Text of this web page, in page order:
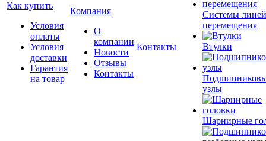
Как купить
Условия
оплаты
Условия
доставки
Гарантия
на товар
Компания
О
компании
Новости
Отзывы
Контакты
Контакты
Системы
перемещения
Втулки
узлы
Шарнирные